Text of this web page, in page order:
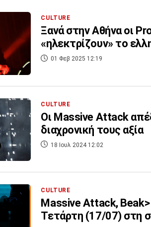
CULTURE
Ξανά στην Αθήνα οι
«ηλεκτρίζουν» το
01 Φεβ 2025 12:19
CULTURE
Οι Massive Attack
διαχρονική τους αξία
18 Ιουλ 2024 12:02
CULTURE
Massive Attack,
Τετάρτη (17/07) στη